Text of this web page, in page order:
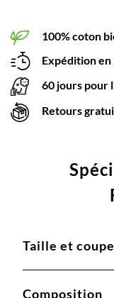
100% coton
Expédition en
60 jours pour
Retours
Taille et coupe
Composition